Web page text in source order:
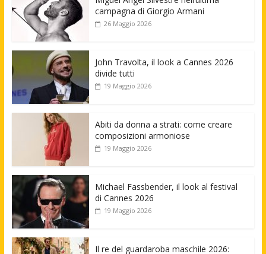
campagna di Giorgio Armani
26 Maggio 2026
John Travolta, il look a Cannes 2026
divide tutti
19 Maggio 2026
Abiti da donna a strati: come creare
composizioni armoniose
19 Maggio 2026
Michael Fassbender, il look al festival
di Cannes 2026
19 Maggio 2026
Il re del guardaroba maschile 2026: